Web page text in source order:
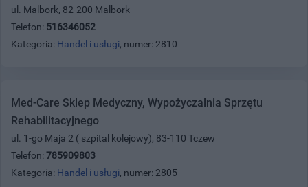
ul. Malbork, 82-200 Malbork
Telefon: 516346052
Kategoria: Handel i usługi, numer: 2810
Med-Care Sklep Medyczny, Wypożyczalnia Sprzętu
Rehabilitacyjnego
ul. 1-go Maja 2 ( szpital kolejowy), 83-110 Tczew
Telefon: 785909803
Kategoria: Handel i usługi, numer: 2805